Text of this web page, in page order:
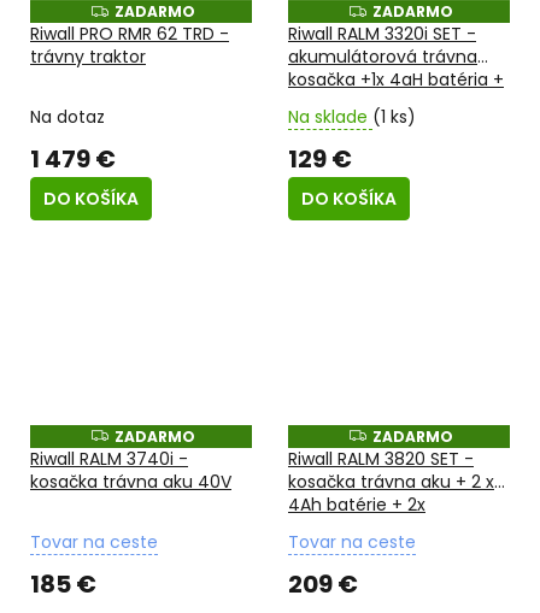
Z
A
D
A
ZADARMO
Riwall PRO RMR 62 TRD -
trávny traktor
Na dotaz
1 479 €
DO KOŠÍKA
Z
A
D
A
R
O
ZADARMO
Riwall RALM 3320i SET -
akumulátorová trávna
kosačka +1x 4aH batéria +
1x nabíjačka 20V
Na sklade (1 ks)
129 €
DO KOŠÍKA
Z
A
D
A
O
ZADARMO
Riwall RALM 3740i -
kosačka trávna aku 40V
Tovar na ceste
185 €
Z
A
D
A
R
O
ZADARMO
Riwall RALM 3820 SET -
kosačka trávna aku + 2 x
4Ah batérie + 2x
Tovar na ceste
209 €